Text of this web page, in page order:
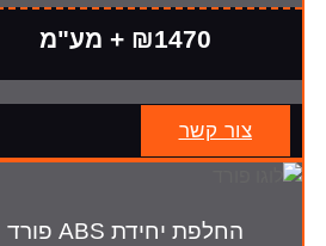
₪1470 + מע"מ
צור קשר
החלפת יחידת ABS פורד